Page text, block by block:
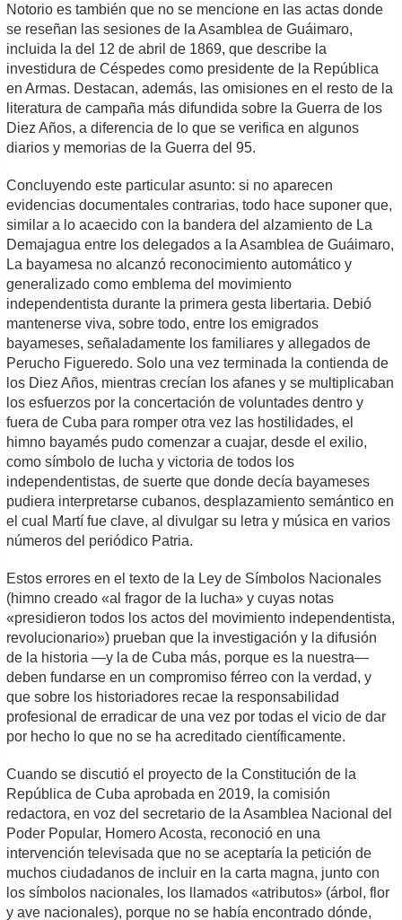
Notorio es también que no se mencione en las actas donde
se reseñan las sesiones de la Asamblea de Guáimaro,
incluida la del 12 de abril de 1869, que describe la
investidura de Céspedes como presidente de la República
en Armas. Destacan, además, las omisiones en el resto de la
literatura de campaña más difundida sobre la Guerra de los
Diez Años, a diferencia de lo que se verifica en algunos
diarios y memorias de la Guerra del 95.
Concluyendo este particular asunto: si no aparecen
evidencias documentales contrarias, todo hace suponer que,
similar a lo acaecido con la bandera del alzamiento de La
Demajagua entre los delegados a la Asamblea de Guáimaro,
La bayamesa no alcanzó reconocimiento automático y
generalizado como emblema del movimiento
independentista durante la primera gesta libertaria. Debió
mantenerse viva, sobre todo, entre los emigrados
bayameses, señaladamente los familiares y allegados de
Perucho Figueredo. Solo una vez terminada la contienda de
los Diez Años, mientras crecían los afanes y se multiplicaban
los esfuerzos por la concertación de voluntades dentro y
fuera de Cuba para romper otra vez las hostilidades, el
himno bayamés pudo comenzar a cuajar, desde el exilio,
como símbolo de lucha y victoria de todos los
independentistas, de suerte que donde decía bayameses
pudiera interpretarse cubanos, desplazamiento semántico en
el cual Martí fue clave, al divulgar su letra y música en varios
números del periódico Patria.
Estos errores en el texto de la Ley de Símbolos Nacionales
(himno creado «al fragor de la lucha» y cuyas notas
«presidieron todos los actos del movimiento independentista,
revolucionario») prueban que la investigación y la difusión
de la historia ―y la de Cuba más, porque es la nuestra―
deben fundarse en un compromiso férreo con la verdad, y
que sobre los historiadores recae la responsabilidad
profesional de erradicar de una vez por todas el vicio de dar
por hecho lo que no se ha acreditado científicamente.
Cuando se discutió el proyecto de la Constitución de la
República de Cuba aprobada en 2019, la comisión
redactora, en voz del secretario de la Asamblea Nacional del
Poder Popular, Homero Acosta, reconoció en una
intervención televisada que no se aceptaría la petición de
muchos ciudadanos de incluir en la carta magna, junto con
los símbolos nacionales, los llamados «atributos» (árbol, flor
y ave nacionales), porque no se había encontrado dónde,